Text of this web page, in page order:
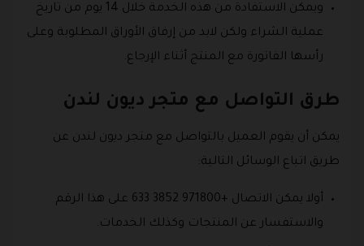
ويمكن الاستفادة من هذه الخدمة خلال 14 يوم من تاريخ
عملية الشراء ولكن لابد من إرفاق الأوراق المطلوبة وعلى
رأسها الفاتورة مع المنتج أثناء الإرجاع.
طرق التواصل مع متجر ديون لندن
يمكن أن يقوم العميل بالتواصل مع متجر ديون لندن عن
طريق اتباع الوسائل التالية:
أولا يمكن الاتصال +971800 3852 633 على هذا الرقم
والاستفسار عن المنتجات وكذلك الخدمات.